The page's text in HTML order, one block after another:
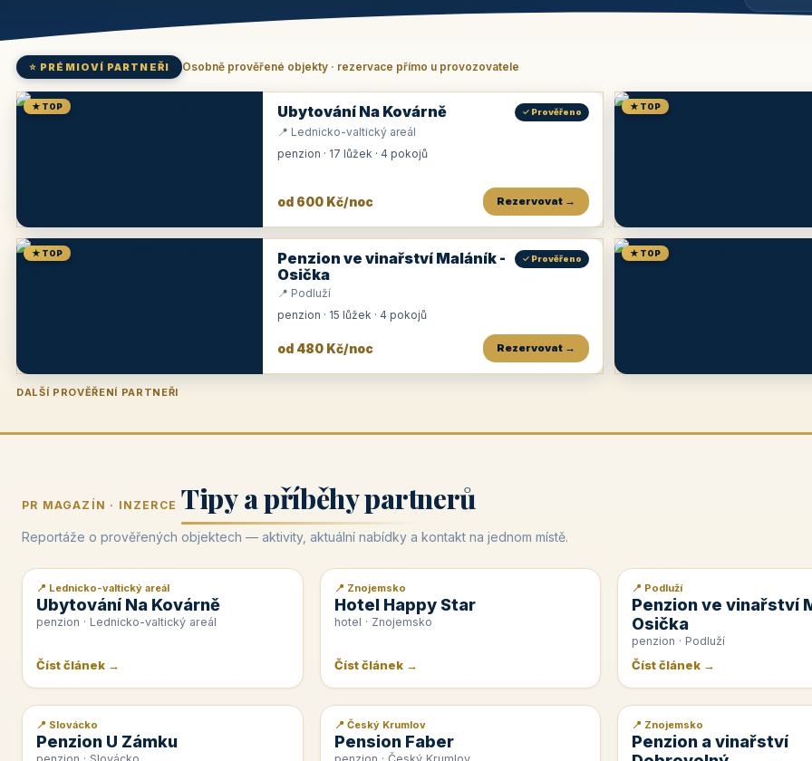
⭐ PRÉMIOVÍ PARTNEŘI Osobně prověřené objekty · rezervace přímo u provozovatele
★ TOP Ubytování Na Kovárně ✓ Prověřeno
📍 Lednicko-valtický areál
penzion · 17 lůžek · 4 pokojů
od 600 Kč/noc Rezervovat →
★ TOP
★ TOP
Penzion ve vinařství Maláník -
Osička
✓ Prověřeno
📍 Podluží
penzion · 15 lůžek · 4 pokojů
od 480 Kč/noc Rezervovat →
★ TOP
DALŠÍ PROVĚŘENÍ PARTNEŘI
Penzion U Zámku Pension Faber
PR MAGAZÍN · INZERCE Tipy a příběhy partnerů
Reportáže o prověřených objektech — aktivity, aktuální nabídky a kontakt na jednom místě.
📰 PR článek
📍 Lednicko-valtický areál
Ubytování Na Kovárně
penzion · Lednicko-valtický areál
Číst článek →
📰 PR článek
📍 Znojemsko
Hotel Happy Star
hotel · Znojemsko
Číst článek →
📰 PR článek
📍 Podluží
Penzion ve vinařství
Osička
penzion · Podluží
Číst článek →
📰 PR článek
📍 Slovácko
Penzion U Zámku
📰 PR článek
📍 Český Krumlov
Pension Faber
📰 PR článek
📍 Znojemsko
Penzion a vinařství